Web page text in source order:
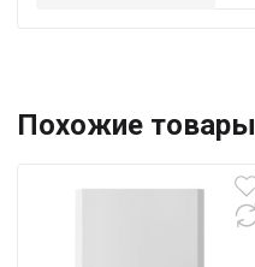
Похожие товары